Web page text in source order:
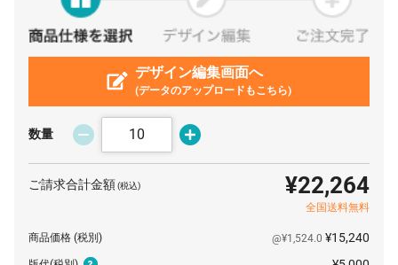
¥286 ¥291,500
デザイン編集画面へ
(データのアップロードもこちら)
数量
ご請求合計金額(税込) ¥22,264
全国送料無料
商品価格 (税別) @¥1,524.0 ¥15,240